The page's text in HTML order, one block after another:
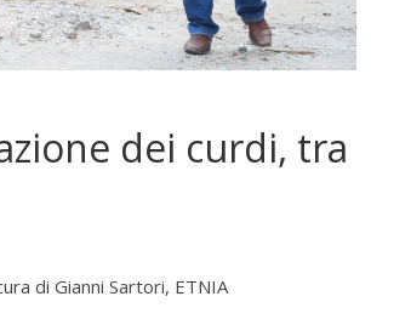
dei curdi, tra
di Gianni Sartori, ETNIA